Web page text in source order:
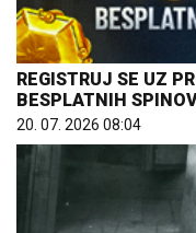
REGISTRUJ SE UZ
BESPLATNIH
20. 07. 2026 08:04